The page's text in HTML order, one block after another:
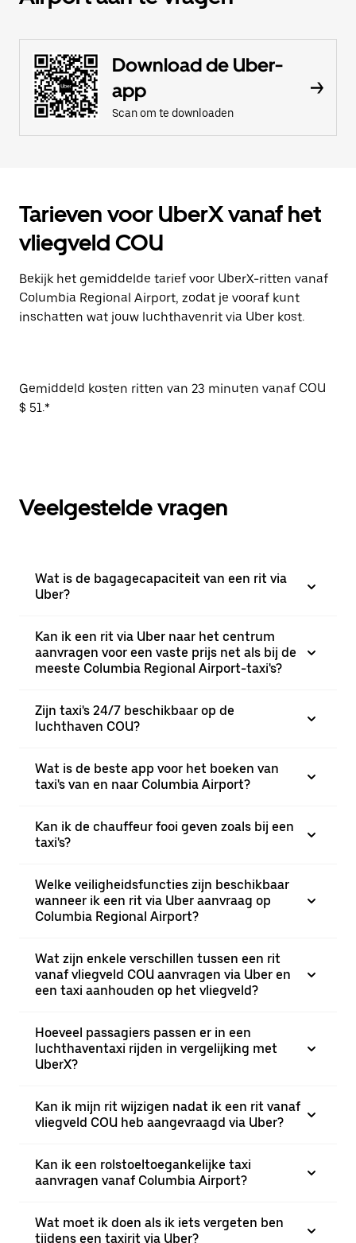
Download de Uber-
app
Scan om te downloaden
Tarieven voor UberX vanaf het
vliegveld COU
Bekijk het gemiddelde tarief voor UberX-ritten vanaf
Columbia Regional Airport, zodat je vooraf kunt
inschatten wat jouw luchthavenrit via Uber kost.
Gemiddeld kosten ritten van 23 minuten vanaf COU
$ 51.*
Veelgestelde vragen
Wat is de bagagecapaciteit van een rit via
Uber?
Kan ik een rit via Uber naar het centrum
aanvragen voor een vaste prijs net als bij de
meeste Columbia Regional Airport-taxi's?
Zijn taxi's 24/7 beschikbaar op de
luchthaven COU?
Wat is de beste app voor het boeken van
taxi's van en naar Columbia Airport?
Kan ik de chauffeur fooi geven zoals bij een
taxi's?
Welke veiligheidsfuncties zijn beschikbaar
wanneer ik een rit via Uber aanvraag op
Columbia Regional Airport?
Wat zijn enkele verschillen tussen een rit
vanaf vliegveld COU aanvragen via Uber en
een taxi aanhouden op het vliegveld?
Hoeveel passagiers passen er in een
luchthaventaxi rijden in vergelijking met
UberX?
Kan ik mijn rit wijzigen nadat ik een rit vanaf
vliegveld COU heb aangevraagd via Uber?
Kan ik een rolstoeltoegankelijke taxi
aanvragen vanaf Columbia Airport?
Wat moet ik doen als ik iets vergeten ben
tijdens een taxirit via Uber?